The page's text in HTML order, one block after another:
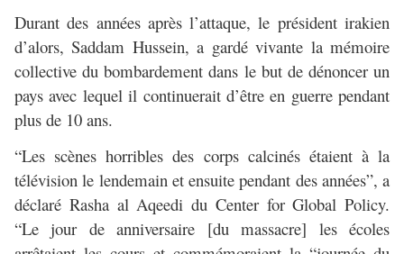
Durant des années après l’attaque, le président irakien
d’alors, Saddam Hussein, a gardé vivante la mémoire
collective du bombardement dans le but de dénoncer un
pays avec lequel il continuerait d’être en guerre pendant
plus de 10 ans.
“Les scènes horribles des corps calcinés étaient à la
télévision le lendemain et ensuite pendant des années”, a
déclaré Rasha al Aqeedi du Center for Global Policy.
“Le jour de anniversaire [du massacre] les écoles